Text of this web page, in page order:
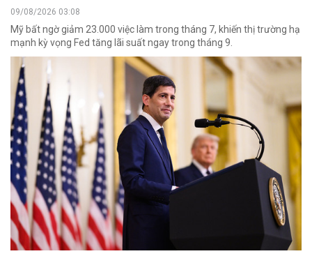
09/08/2026 03:08
Mỹ bất ngờ giảm 23.000 việc làm trong tháng 7, khiến thị trường hạ
mạnh kỳ vọng Fed tăng lãi suất ngay trong tháng 9.